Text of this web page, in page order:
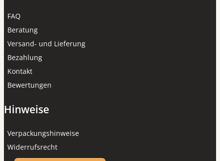
FAQ
Beratung
Versand- und Lieferung
Bezahlung
Kontakt
Bewertungen
Hinweise
Verpackungshinweise
Widerrufsrecht